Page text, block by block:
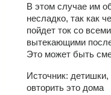
В этом случае им
несладко, так как
пойдет ток со всеми
вытекающими
Это может быть
Источник: детишки,
овторить это дома